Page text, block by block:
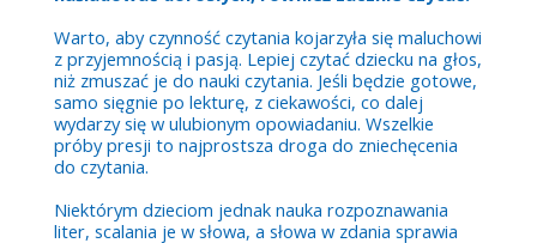
Warto, aby czynność czytania kojarzyła się maluchowi
z przyjemnością i pasją. Lepiej czytać dziecku na głos,
niż zmuszać je do nauki czytania. Jeśli będzie gotowe,
samo sięgnie po lekturę, z ciekawości, co dalej
wydarzy się w ulubionym opowiadaniu. Wszelkie
próby presji to najprostsza droga do zniechęcenia
do czytania.
Niektórym dzieciom jednak nauka rozpoznawania
liter, scalania je w słowa, a słowa w zdania sprawia